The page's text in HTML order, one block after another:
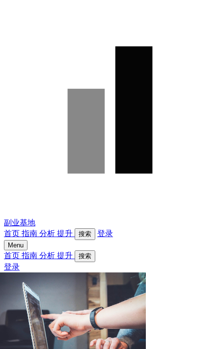
副业基地
首页 指南 分析 提升 搜索 登录
Menu
首页 指南 分析 提升 搜索
登录